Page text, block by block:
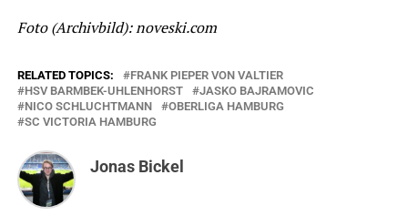
Foto (Archivbild): noveski.com
RELATED TOPICS:
FRANK PIEPER VON VALTIER
HSV BARMBEK-UHLENHORST
JASKO BAJRAMOVIC
NICO SCHLUCHTMANN
OBERLIGA HAMBURG
SC VICTORIA HAMBURG
Jonas Bickel